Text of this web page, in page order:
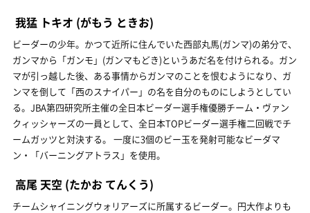
我猛 トキオ (がもう ときお)
ビーダーの少年。かつて近所に住んでいた西部丸馬(ガンマ)の弟分で、
ガンマから「ガンモ」(ガンマもどき)というあだ名を付けられる。ガン
マが引っ越した後、ある事情からガンマのことを恨むようになり、ガ
ンマを倒して「西のスナイパー」の名を自分のものにしようとしてい
る。JBA第四研究所主催の全日本ビーダー選手権優勝チーム・ヴァン
クィッシャーズの一員として、全日本TOPビーダー選手権二回戦でチ
ームガッツと対決する。 一度に3個のビー玉を発射可能なビーダマ
ン・「バーニングアトラス」を使用。
高尾 天空 (たかお てんくう)
チームシャイニングウォリアーズに所属するビーダー。円大作よりも